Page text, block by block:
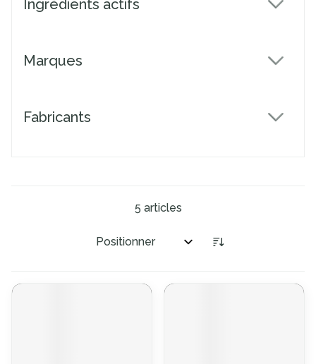
Ingrédients actifs
Marques
Fabricants
5 articles
Trier par: